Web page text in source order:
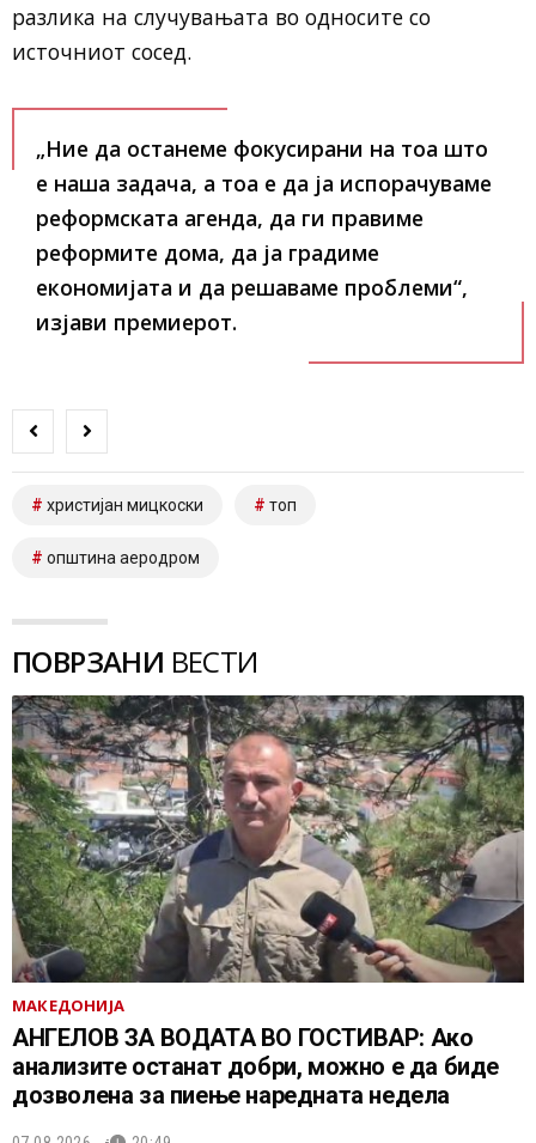
разлика на случувањата во односите со
источниот сосед.
„Ние да останеме фокусирани на тоа што
е наша задача, а тоа е да ја испорачуваме
реформската агенда, да ги правиме
реформите дома, да ја градиме
економијата и да решаваме проблеми“,
изјави премиерот.
христијан мицкоски топ
општина аеродром
ПОВРЗАНИ ВЕСТИ
МАКЕДОНИЈА
АНГЕЛОВ ЗА ВОДАТА ВО ГОСТИВАР: Ако
анализите останат добри, можно е да биде
дозволена за пиење наредната недела